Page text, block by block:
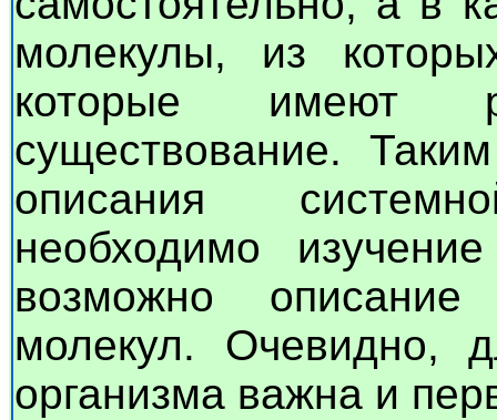
молекулы, из
которые имеют
существование.
описания
необходимо
возможно
молекул. Очевидно,
организма важна и